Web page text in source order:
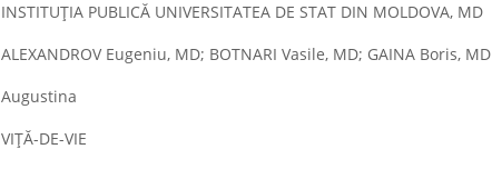
INSTITUŢIA PUBLICĂ UNIVERSITATEA DE STAT DIN MOLDOVA, MD
ALEXANDROV Eugeniu, MD; BOTNARI Vasile, MD; GAINA Boris, MD
Augustina
VIŢĂ-DE-VIE